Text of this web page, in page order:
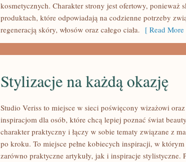
kosmetycznych. Charakter strony jest ofertowy, ponieważ
produktach, które odpowiadają na codzienne potrzeby
regeneracją skóry, włosów oraz całego ciała. [ Read More
Stylizacje na każdą okazję
Studio Veriss to miejsce w sieci poświęcony wizażowi
inspiracjom dla osób, które chcą lepiej poznać świat
charakter praktyczny i łączy w sobie tematy związane z
po kroku. To miejsce pełne kobiecych inspiracji, w
zarówno praktyczne artykuły, jak i inspiracje stylistyczne.